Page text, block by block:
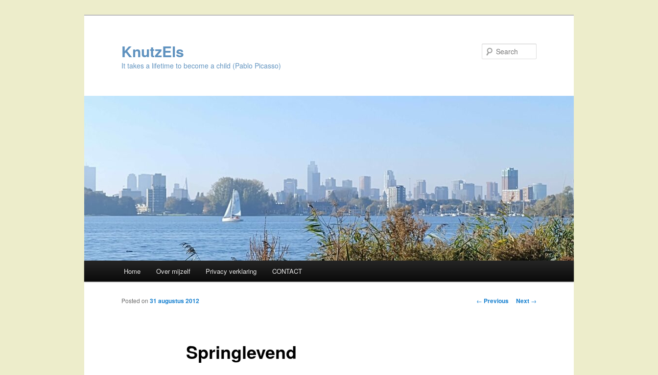
KnutzEls
It takes a lifetime to become a child (Pablo Picasso)
Skip
to
Home Over mijzelf Privacy verklaring CONTACT
Post
← Previous Next →
Springlevend
Posted on 31 augustus 2012